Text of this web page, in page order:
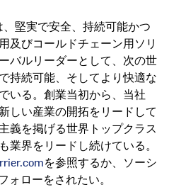
堅実で安全、持続可能かつ
及びコールドチェーン用ソリ
バルリーダーとして、次の世
持続可能、そしてより快適な
いる。創業当初から、当社
しい産業の開拓をリードして
義を掲げる世界トップクラス
業界をリードし続けている。
を参照するか、ソーシ
ォローをされたい。